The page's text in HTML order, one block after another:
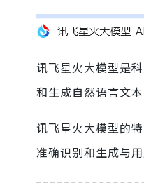
讯飞星火大模型是
和生成自然语言文
讯飞星火大模型的
准确识别和生成与